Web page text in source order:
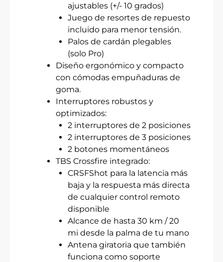
ajustables (+/- 10 grados)
Juego de resortes de repuesto
incluido para menor tensión.
Palos de cardán plegables
(solo Pro)
Diseño ergonómico y compacto
con cómodas empuñaduras de
goma.
Interruptores robustos y
optimizados:
2 interruptores de 2 posiciones
2 interruptores de 3 posiciones
2 botones momentáneos
TBS Crossfire integrado:
CRSFShot para la latencia más
baja y la respuesta más directa
de cualquier control remoto
disponible
Alcance de hasta 30 km / 20
mi desde la palma de tu mano
Antena giratoria que también
funciona como soporte